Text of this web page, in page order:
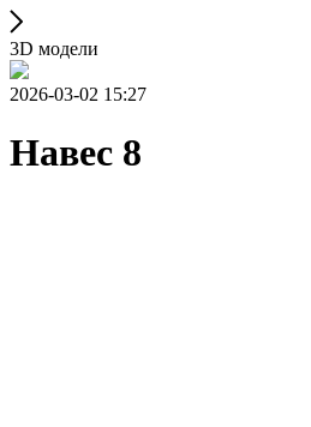
3D модели
2026-03-02 15:27
Навес 8